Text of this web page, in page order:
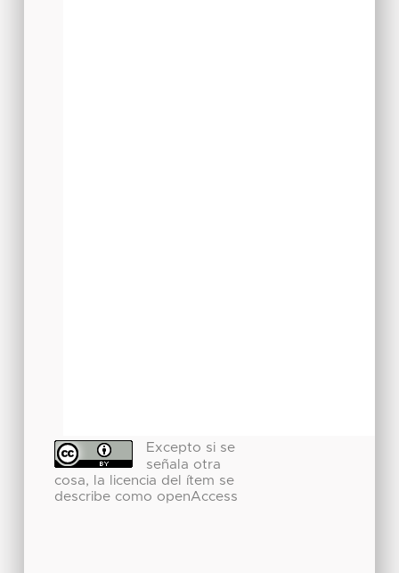
Excepto si se
señala otra
cosa, la licencia del ítem se
describe como openAccess